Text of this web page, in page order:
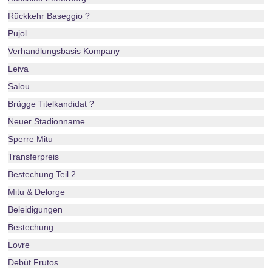
Rückkehr Baseggio ?
Pujol
Verhandlungsbasis Kompany
Leiva
Salou
Brügge Titelkandidat ?
Neuer Stadionname
Sperre Mitu
Transferpreis
Bestechung Teil 2
Mitu & Delorge
Beleidigungen
Bestechung
Lovre
Debüt Frutos